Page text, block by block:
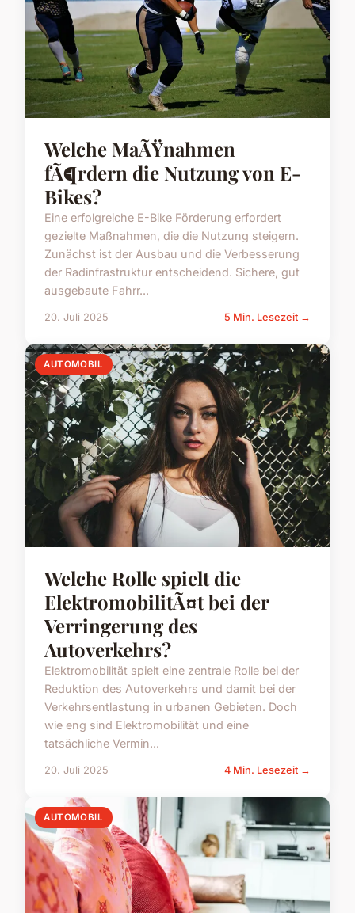
Welche MaÃŸnahmen
fÃ¶rdern die Nutzung von E-
Bikes?
Eine erfolgreiche E-Bike Förderung erfordert
gezielte Maßnahmen, die die Nutzung steigern.
Zunächst ist der Ausbau und die Verbesserung
der Radinfrastruktur entscheidend. Sichere, gut
ausgebaute Fahrr...
20. Juli 2025 5 Min. Lesezeit →
AUTOMOBIL
Welche Rolle spielt die
ElektromobilitÃ¤t bei der
Verringerung des
Autoverkehrs?
Elektromobilität spielt eine zentrale Rolle bei der
Reduktion des Autoverkehrs und damit bei der
Verkehrsentlastung in urbanen Gebieten. Doch
wie eng sind Elektromobilität und eine
tatsächliche Vermin...
20. Juli 2025 4 Min. Lesezeit →
AUTOMOBIL